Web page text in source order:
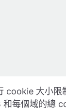
cookie 大小限
每個域的總